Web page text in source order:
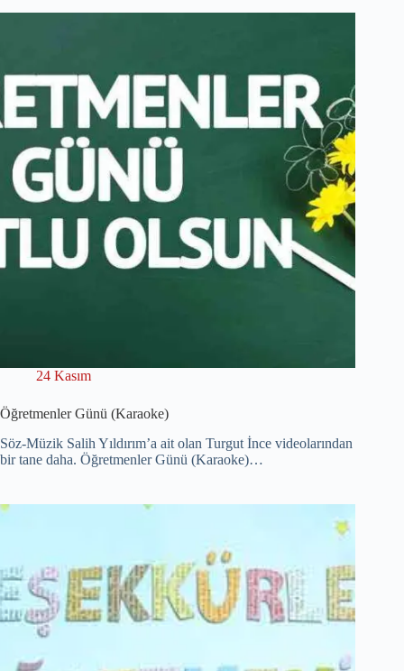
24 Kasım
Öğretmenler Günü (Karaoke)
Söz-Müzik Salih Yıldırım’a ait olan Turgut İnce videolarından
bir tane daha. Öğretmenler Günü (Karaoke)…